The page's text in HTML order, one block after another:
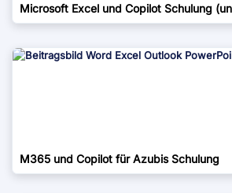
Microsoft Excel und Copilot Schulung
M365 und Copilot für Azubis Schulung